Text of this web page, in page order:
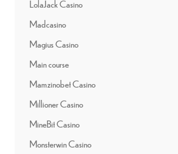
LolaJack Casino
Madcasino
Magius Casino
Main course
Mamzinobet Casino
Millioner Casino
MineBit Casino
Monsterwin Casino